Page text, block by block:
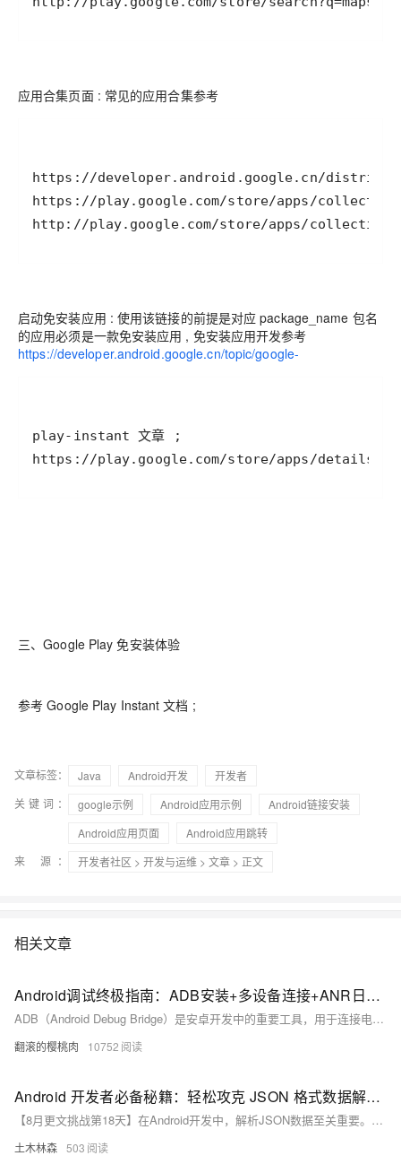
应用合集页面 : 常见的应用合集参考
http://play.google.com/store/apps/
启动免安装应用 : 使用该链接的前提是对应 package_name 包名
的应用必须是一款免安装应用 , 免安装应用开发参考
https://developer.android.google.cn/topic/google-
三、Google Play 免安装体验
参考 Google Play Instant 文档 ;
文章标签： Java Android开发
开发者
关键词：
google示例 Android应用示例
Android链接安装
Android应用页面
Android应用跳转
来 源：
开发者社区 > 开发与运维 > 文章 > 正文
相关文章
Android调试终极指南：ADB安装+多设备连接+ANR日志抓取全流程解析，覆盖环境变量配置/多设备调试/ANR日志分析全流程，附Win/Mac/Linux三平台解决方案
ADB（Android Debug Bridge）是安卓开发中的重要工具，用于连接电脑与安卓设备，实现文件传输、应用管理、日志抓取等功能。本文介绍了 ADB 的基本概念、安装配置及常用命令。包括：1) 基本命令如 `adb version` 和 `adb devices`；2) 权限操作如 `adb root` 和 `adb shell`；3) APK 操作如安装、卸载应用；4) 文件传输如 `adb push` 和 `adb pull`；5) 日志记录如 `adb logcat`；6) 系统信息获取如屏幕截图和录屏。通过这些功能，用户可高效调试和管理安卓设备。
翻滚的樱桃肉 10752
Android 开发者必备秘籍：轻松攻克 JSON 格式数据解析难题，让你的应用更出色！
【8月更文挑战第18天】在Android开发中，解析JSON数据至关重要。JSON以其简洁和易读成为首选的数据交换格式。开发者可通过多种途径解析JSON，如使用内置的`JSONObject`和`JSONArray`类直接操作数据，或借助Google提供的Gson库将JSON自动映射为Java对象。无论哪种方法，正确解析JSON都是实现高效应用的关键，能帮助开发者处理网络请求返回的数据，并将其展示给用户，从而提升应用的功能性和用户体验。
土木林森 503